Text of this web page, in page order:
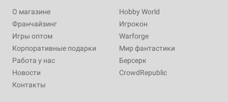
О магазине
Франчайзинг
Игры оптом
Корпоративные подарки
Работа у нас
Новости
Контакты
Hobby World
Игрокон
Warforge
Мир фантастики
Берсерк
CrowdRepublic